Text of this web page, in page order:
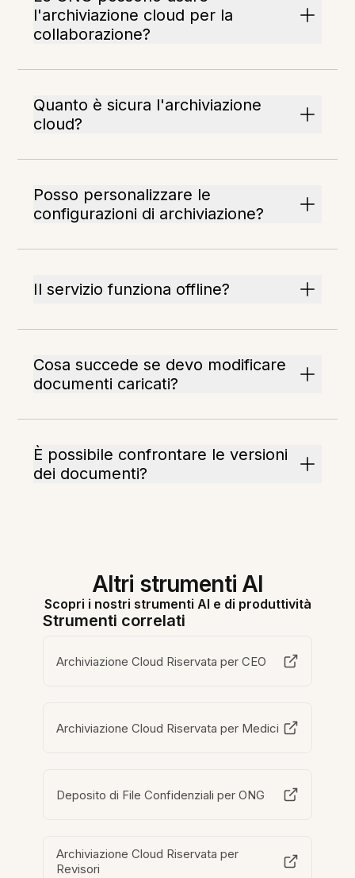
l'archiviazione cloud per la
collaborazione?
Quanto è sicura l'archiviazione
cloud?
Posso personalizzare le
configurazioni di archiviazione?
Il servizio funziona offline?
Cosa succede se devo modificare
documenti caricati?
È possibile confrontare le versioni
dei documenti?
Altri strumenti AI
Scopri i nostri strumenti AI e di produttività
Strumenti correlati
Archiviazione Cloud Riservata per CEO
Archiviazione Cloud Riservata per Medici
Deposito di File Confidenziali per ONG
Archiviazione Cloud Riservata per
Revisori